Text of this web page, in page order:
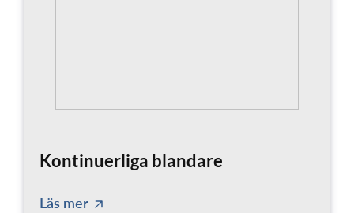
Kontinuerliga blandare
Läs mer